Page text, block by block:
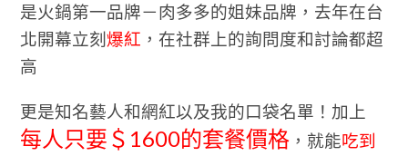
是火鍋第一品牌－肉多多的姐妹品牌，去年在台
北開幕立刻爆紅 ，在社群上的詢問度和討論都超
高
更是知名藝人和網紅以及我的口袋名單！加上
每人只要＄1600的套餐價格 ，就能吃到